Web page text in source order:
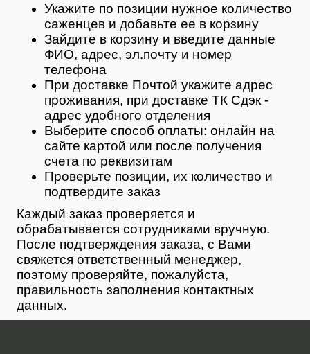
Укажите по позиции нужное количество
саженцев и добавьте ее в корзину
Зайдите в корзину и введите данные
ФИО, адрес, эл.почту и номер
телефона
При доставке Почтой укажите адрес
проживания, при доставке ТК Сдэк -
адрес удобного отделения
Выберите способ оплаты: онлайн на
сайте картой или после получения
счета по реквизитам
Проверьте позиции, их количество и
подтвердите заказ
Каждый заказ проверяется и
обрабатывается сотрудниками вручную.
После подтверждения заказа, с Вами
свяжется ответственный менеджер,
поэтому проверяйте, пожалуйста,
правильность заполнения контактных
данных.